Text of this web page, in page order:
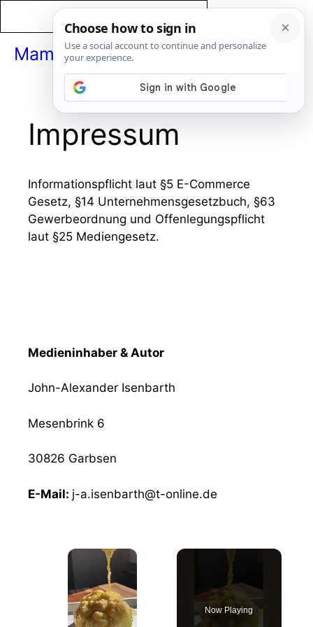
MamaPapaBaby Menü
Impressum
Informationspflicht laut §5 E-Commerce
Gesetz, §14 Unternehmensgesetzbuch, §63
Gewerbeordnung und Offenlegungspflicht
laut §25 Mediengesetz.
Medieninhaber & Autor
John-Alexander Isenbarth
Mesenbrink 6
30826 Garbsen
E-Mail: j-a.isenbarth@t-online.de
×
Now Playing